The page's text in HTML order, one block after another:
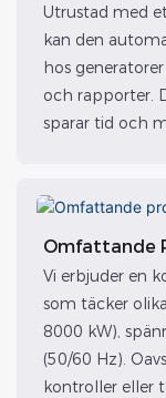
Utrustad med
kan den
hos
och rapporter.
sparar tid och
Omfattande
Vi erbjuder en
som täcker
8000 kW),
(50/60 Hz).
kontroller eller